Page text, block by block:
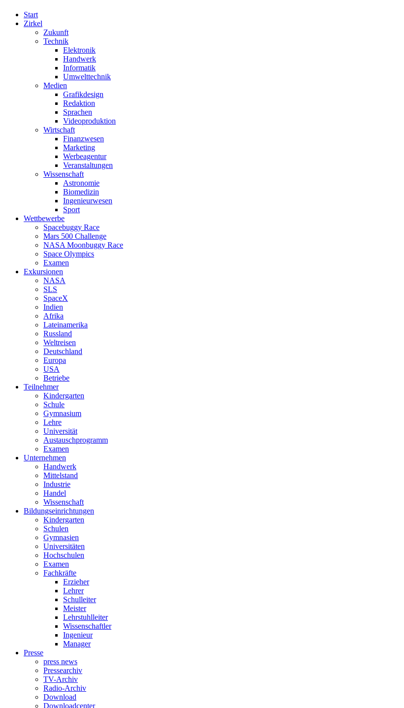
Start
Zirkel
Zukunft
Technik
Elektronik
Handwerk
Informatik
Umwelttechnik
Medien
Grafikdesign
Redaktion
Sprachen
Videoproduktion
Wirtschaft
Finanzwesen
Marketing
Werbeagentur
Veranstaltungen
Wissenschaft
Astronomie
Biomedizin
Ingenieurwesen
Sport
Wettbewerbe
Spacebuggy Race
Mars 500 Challenge
NASA Moonbuggy Race
Space Olympics
Examen
Exkursionen
NASA
SLS
SpaceX
Indien
Afrika
Lateinamerika
Russland
Weltreisen
Deutschland
Europa
USA
Betriebe
Teilnehmer
Kindergarten
Schule
Gymnasium
Lehre
Universität
Austauschprogramm
Examen
Unternehmen
Handwerk
Mittelstand
Industrie
Handel
Wissenschaft
Bildungseinrichtungen
Kindergarten
Schulen
Gymnasien
Universitäten
Hochschulen
Examen
Fachkräfte
Erzieher
Lehrer
Schulleiter
Meister
Lehrstuhlleiter
Wissenschaftler
Ingenieur
Manager
Presse
press news
Pressearchiv
TV-Archiv
Radio-Archiv
Download
Downloadcenter